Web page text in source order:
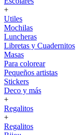
+
Utiles
Mochilas
Luncheras
Libretas y Cuadernitos
Masas
Para colorear
Pequeños artistas
Stickers
Deco y más
+
Regalitos
+
Regalitos